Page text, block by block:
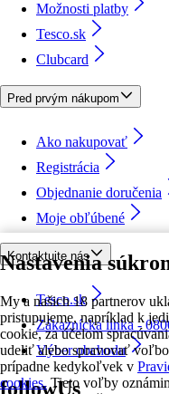
Nastavenia
My a našich 18 partnerov
pristupujeme, napríklad k
cookie, za účelom
udeliť alebo spravovať
prípadne kedykoľvek v
cookies. Tieto voľby
Možnosti platby
Tesco.sk
Clubcard
Pred prvým nákupom
Ako nakupovať
Registrácia
Objednanie doručenia
Moje obľúbené
Kontaktujte nás
Tesco.sk
Zákaznícka linka -
Výber obchodu
followUs